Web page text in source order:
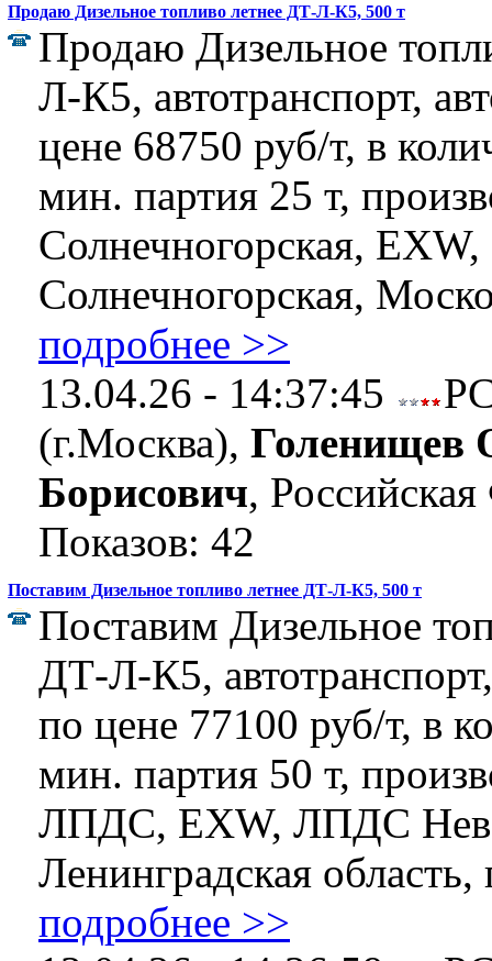
Продаю Дизельное топливо летнее ДТ-Л-К5, 500 т
Продаю Дизельное
Л-К5, автотранспорт,
цене 68750 руб/т, в
мин. партия 25 т,
Солнечногорская,
Солнечногорская,
подробнее >>
13.04.26 - 14:37:45
(г.Москва), Голенищев
Борисович,
Показов: 42
Поставим Дизельное топливо летнее ДТ-Л-К5, 500 т
Поставим Дизельное
ДТ-Л-К5,
по цене 77100 руб/т, в
мин. партия 50 т,
ЛПДС, EXW, ЛПДС
Ленинградская область,
подробнее >>